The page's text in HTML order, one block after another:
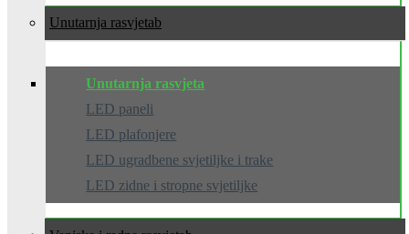
Unutarnja rasvjeta
Unutarnja rasvjeta
LED paneli
LED plafonjere
LED ugradbene svjetiljke i trake
LED zidne i stropne svjetiljke